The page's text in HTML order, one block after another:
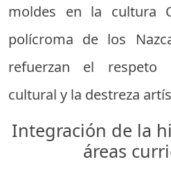
moldes en la cultura
polícroma de los
refuerzan el
cultural y la destreza
Integración de la
áreas